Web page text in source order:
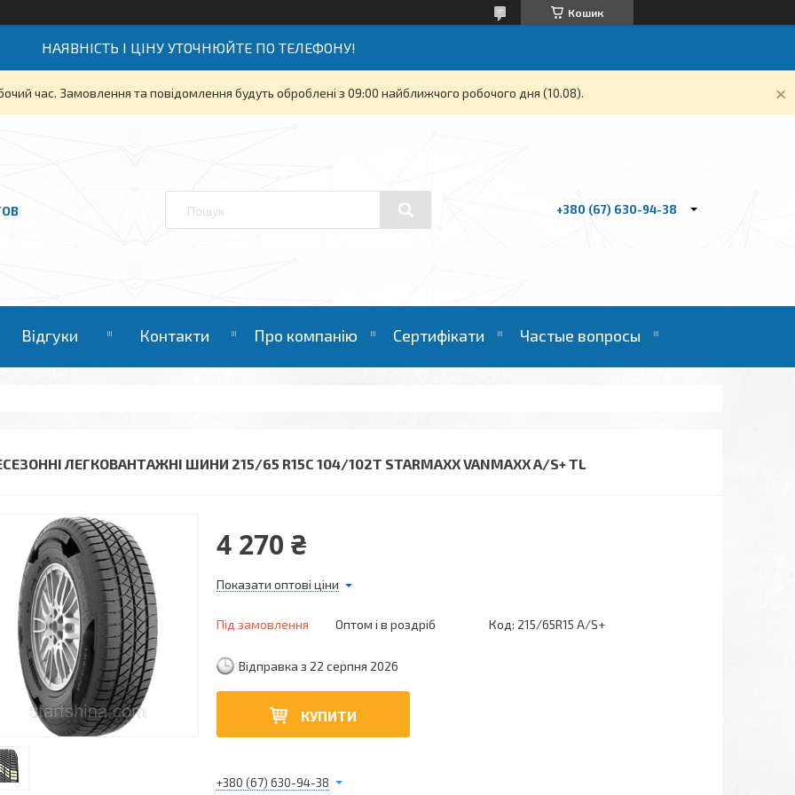
Кошик
НАЯВНІСТЬ І ЦІНУ УТОЧНЮЙТЕ ПО ТЕЛЕФОНУ!
час. Замовлення та повідомлення будуть оброблені з 09:00 найближчого робочого дня (10.08).
+380 (67) 630-94-38
Відгуки Контакти Про компанію Сертифікати Частые вопросы
ЛЕГКОВАНТАЖНІ ШИНИ 215/65 R15C 104/102T STARMAXX VANMAXX A/S+ TL
4 270 ₴
Показати оптові ціни
Під замовлення Оптом і в роздріб Код: 215/65R15 A/S+
Відправка з 22 серпня 2026
КУПИТИ
+380 (67) 630-94-38